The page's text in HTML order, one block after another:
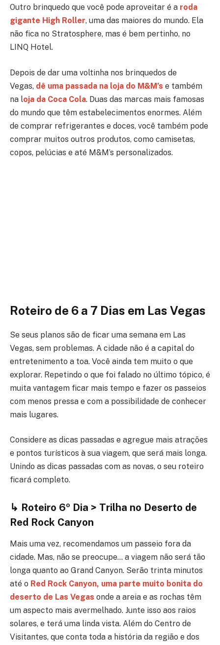
Outro brinquedo que você pode aproveitar é a roda
gigante High Roller, uma das maiores do mundo. Ela
não fica no Stratosphere, mas é bem pertinho, no
LINQ Hotel.
Depois de dar uma voltinha nos brinquedos de
Vegas, dê uma passada na loja do M&M’s e também
na loja da Coca Cola. Duas das marcas mais famosas
do mundo que têm estabelecimentos enormes. Além
de comprar refrigerantes e doces, você também pode
comprar muitos outros produtos, como camisetas,
copos, pelúcias e até M&M’s personalizados.
Roteiro de 6 a 7 Dias em Las Vegas
Se seus planos são de ficar uma semana em Las
Vegas, sem problemas. A cidade não é a capital do
entretenimento a toa. Você ainda tem muito o que
explorar. Repetindo o que foi falado no último tópico, é
muita vantagem ficar mais tempo e fazer os passeios
com menos pressa e com a possibilidade de conhecer
mais lugares.
Considere as dicas passadas e agregue mais atrações
e pontos turísticos à sua viagem, que será mais longa.
Unindo as dicas passadas com as novas, o seu roteiro
ficará completo.
↳ Roteiro 6º Dia > Trilha no Deserto de
Red Rock Canyon
Mais uma vez, recomendamos um passeio fora da
cidade. Mas, não se preocupe… a viagem não será tão
longa quanto ao Grand Canyon. Serão trinta minutos
até o Red Rock Canyon, uma parte muito bonita do
deserto de Las Vegas onde a areia e as rochas têm
um aspecto mais avermelhado. Junte isso aos raios
solares, e terá uma linda vista. Além do Centro de
Visitantes, que conta toda a história da região e dos